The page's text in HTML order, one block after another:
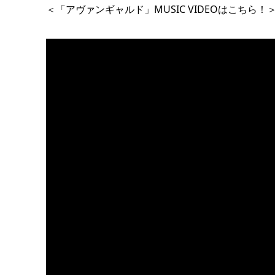
＜「アヴァンギャルド」MUSIC VIDEOはこちら！